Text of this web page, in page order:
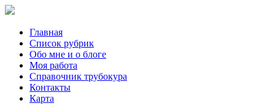
Главная
Список рубрик
Обо мне и о блоге
Моя работа
Справочник трубокура
Контакты
Карта